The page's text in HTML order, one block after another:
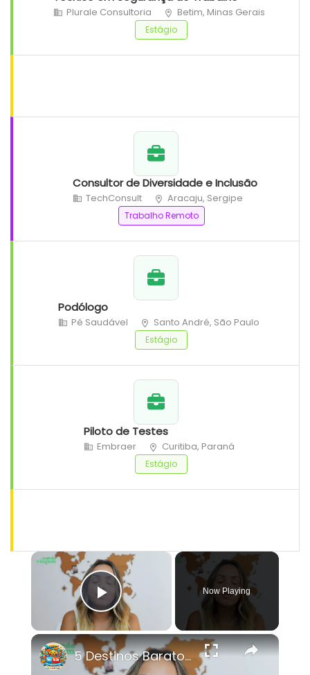
Plurale Consultoria Betim, Minas Gerais
Estágio
Consultor de Diversidade e Inclusão
TechConsult Aracaju, Sergipe
Trabalho Remoto
Podólogo
Pé Saudável Santo André, São Paulo
Estágio
Piloto de Testes
Embraer Curitiba, Paraná
Estágio
×
Play Video
Now Playing
×
5 Destinos Baratos no Brasil Para Conhecer e Amar!